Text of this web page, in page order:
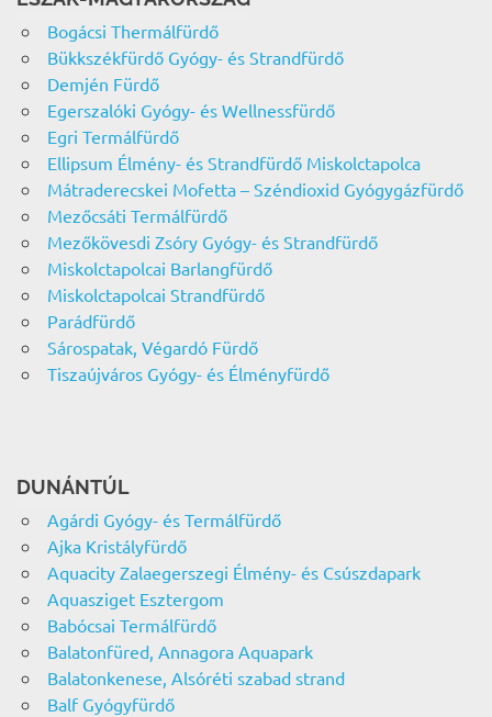
Bogácsi Thermálfürdő
Bükkszékfürdő Gyógy- és Strandfürdő
Demjén Fürdő
Egerszalóki Gyógy- és Wellnessfürdő
Egri Termálfürdő
Ellipsum Élmény- és Strandfürdő Miskolctapolca
Mátraderecskei Mofetta – Széndioxid Gyógygázfürdő
Mezőcsáti Termálfürdő
Mezőkövesdi Zsóry Gyógy- és Strandfürdő
Miskolctapolcai Barlangfürdő
Miskolctapolcai Strandfürdő
Parádfürdő
Sárospatak, Végardó Fürdő
Tiszaújváros Gyógy- és Élményfürdő
DUNÁNTÚL
Agárdi Gyógy- és Termálfürdő
Ajka Kristályfürdő
Aquacity Zalaegerszegi Élmény- és Csúszdapark
Aquasziget Esztergom
Babócsai Termálfürdő
Balatonfüred, Annagora Aquapark
Balatonkenese, Alsóréti szabad strand
Balf Gyógyfürdő